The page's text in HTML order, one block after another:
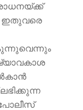
ഇതുവരെ